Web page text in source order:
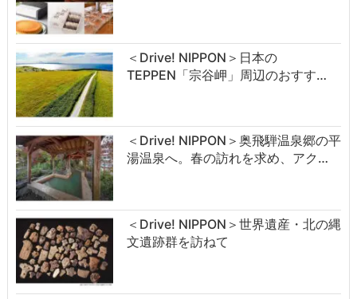
＜Drive! NIPPON＞日本の
TEPPEN「宗谷岬」周辺のおすす…
＜Drive! NIPPON＞奥飛騨温泉郷の平
湯温泉へ。春の訪れを求め、アク…
＜Drive! NIPPON＞世界遺産・北の縄
文遺跡群を訪ねて